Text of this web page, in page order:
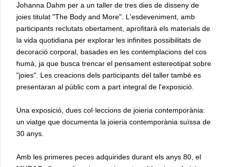
Johanna Dahm per a un taller de tres dies de disseny de
joies titulat "The Body and More". L'esdeveniment, amb
participants reclutats obertament, aprofitarà els materials de
la vida quotidiana per explorar les infinites possibilitats de
decoració corporal, basades en les contemplacions del cos
humà, ja que busca trencar el pensament estereotipat sobre
"joies". Les creacions dels participants del taller també es
presentaran al públic com a part integral de l'exposició.
Una exposició, dues col·leccions de joieria contemporània:
un viatge que documenta la joieria contemporània suïssa de
30 anys.
Amb les primeres peces adquirides durant els anys 80, el